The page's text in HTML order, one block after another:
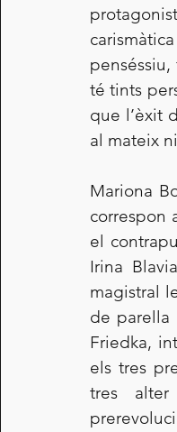
té tints
que l’èxit
al mateix
Mariona
correspon
el
Irina
magistral
de parella
Friedka,
els tres
tres